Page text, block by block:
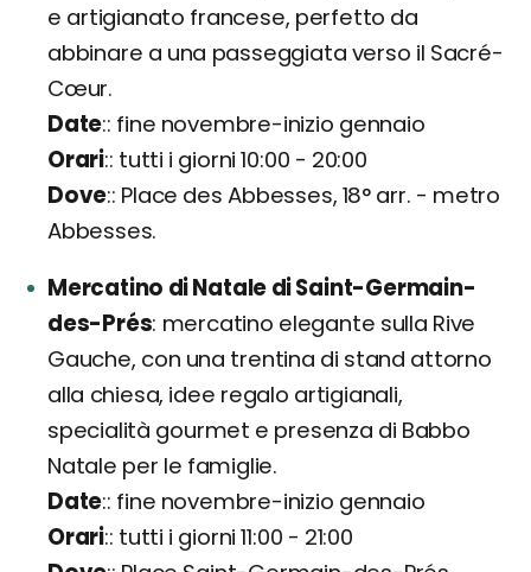
e artigianato francese, perfetto da
abbinare a una passeggiata verso il Sacré-
Cœur.
Date : fine novembre-inizio gennaio
Orari : tutti i giorni 10:00 - 20:00
Dove : Place des Abbesses, 18° arr. - metro
Abbesses.
Mercatino di Natale di Saint-Germain-
des-Prés mercatino elegante sulla Rive
Gauche, con una trentina di stand attorno
alla chiesa, idee regalo artigianali,
specialità gourmet e presenza di Babbo
Natale per le famiglie.
Date : fine novembre-inizio gennaio
Orari : tutti i giorni 11:00 - 21:00